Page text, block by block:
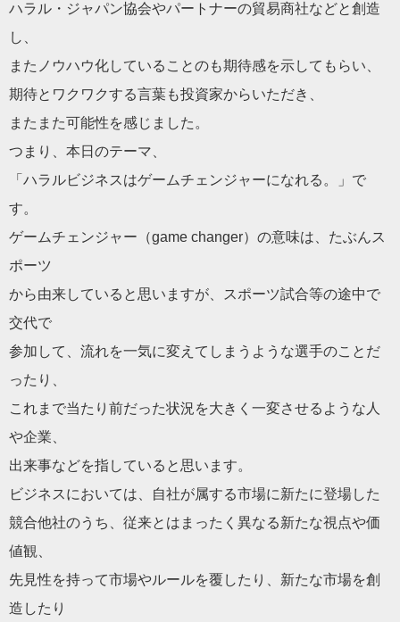
ハラル・ジャパン協会やパートナーの貿易商社などと創造
し、
またノウハウ化していることのも期待感を示してもらい、
期待とワクワクする言葉も投資家からいただき、
またまた可能性を感じました。
つまり、本日のテーマ、
「ハラルビジネスはゲームチェンジャーになれる。」で
す。
ゲームチェンジャー（game changer）の意味は、たぶんス
ポーツ
から由来していると思いますが、スポーツ試合等の途中で
交代で
参加して、流れを一気に変えてしまうような選手のことだ
ったり、
これまで当たり前だった状況を大きく一変させるような人
や企業、
出来事などを指していると思います。
ビジネスにおいては、自社が属する市場に新たに登場した
競合他社のうち、従来とはまったく異なる新たな視点や価
値観、
先見性を持って市場やルールを覆したり、新たな市場を創
造したり